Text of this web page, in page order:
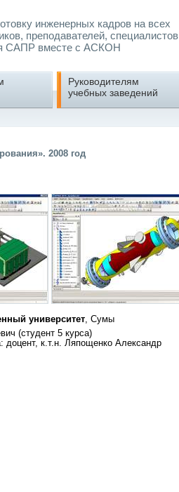
инженерных кадров на всех
преподавателей, специалистов
САПР вместе с АСКОН
Руководителям
учебных заведений
2008 год
университет, Сумы
(студент 5 курса)
доцент, к.т.н. Ляпощенко Александр